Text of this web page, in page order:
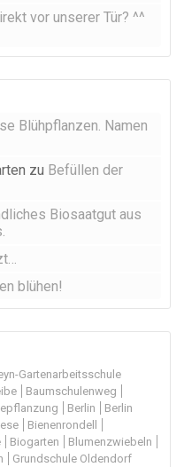
vor unserer Tür? ^^
Blühpflanzen. Namen
zu Befüllen der
Biosaatgut aus
blühen!
Gartenarbeitsschule
Baumschulenweg
Berlin
Berlin
Bienenrondell
Biogarten
Blumenzwiebeln
Grundschule Oldendorf